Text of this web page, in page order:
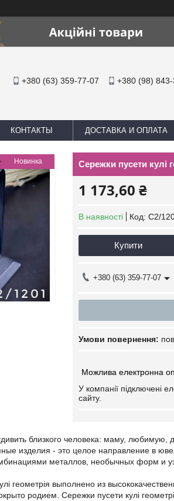
+380 (63) 359-77-07 +380 (98)
КОНТАКТЫ ДОСТАВКА И ОПЛАТА
Новинка Сережки пусети кулі
1 173,60 ₴
В наявності Код: С2/
Купити
+380 (63) 359-77-07
У компанії підключені
сайту.
близкого человека: маму, любимую,
изделия - это целое направление в
металлов, необычных форм и
геометрія выполнено из
родием. Сережки пусети кулі